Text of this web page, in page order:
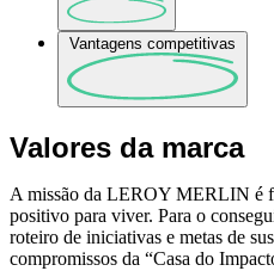
Vantagens competitivas
Valores da marca
A missão da LEROY MERLIN é
positivo para viver. Para o
roteiro de iniciativas e metas de
compromissos da “Casa do